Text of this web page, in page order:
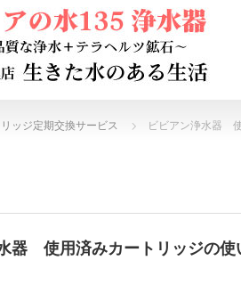
ッジ定期交換サービス ビビアン浄水器
器 使用済みカートリッジの使